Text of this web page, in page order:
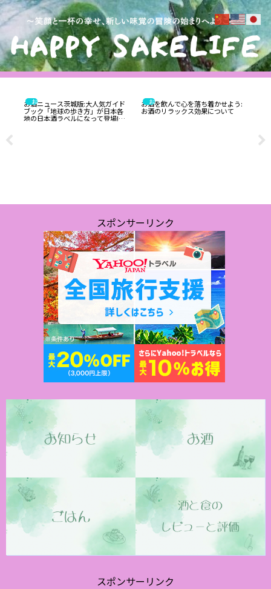
お酒
お酒ニュース茨城版:大人気ガイド
ブック「地球の歩き方」が日本各
地の日本酒ラベルになって登場!?
お酒
お酒を飲んで心を落ち着かせよう:
お酒のリラックス効果について
スポンサーリンク
スポンサーリンク